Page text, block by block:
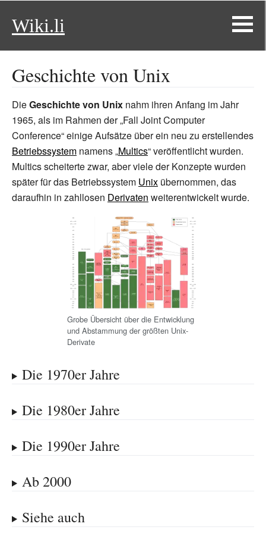
Wiki.li
Geschichte von Unix
DieGeschichte von Unix nahm ihren Anfang im Jahr
1965, als im Rahmen der „Fall Joint Computer
Conference“ einige Aufsätze über ein neu zu erstellendes
Betriebssystem namens „Multics“ veröffentlicht wurden.
Multics scheiterte zwar, aber viele der Konzepte wurden
später für das Betriebssystem Unix übernommen, das
daraufhin in zahllosen Derivaten weiterentwickelt wurde.
Grobe Übersicht über die Entwicklung
und Abstammung der größten Unix-
Derivate
Die 1970er Jahre
Die 1980er Jahre
Die 1990er Jahre
Ab 2000
Siehe auch